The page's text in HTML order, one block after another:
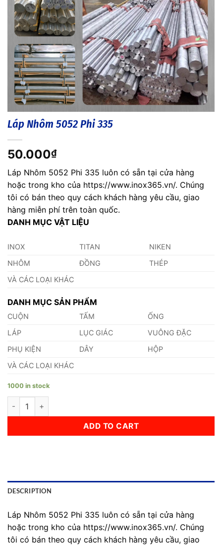
Láp Nhôm 5052 Phi 335
50.000₫
Láp Nhôm 5052 Phi 335 luôn có sẵn tại cửa hàng
hoặc trong kho của https://www.inox365.vn/. Chúng
tôi có bán theo quy cách khách hàng yêu cầu, giao
hàng miễn phí trên toàn quốc.
DANH MỤC VẬT LIỆU
INOX TITAN
NIKEN
NHÔM
ĐỒNG
THÉP
VÀ CÁC LOẠI KHÁC
DANH MỤC SẢN PHẨM
CUỘN TẤM
ỐNG
LÁP
LỤC GIÁC
VUÔNG ĐẶC
PHỤ KIỆN
DÂY
HỘP
VÀ CÁC LOẠI KHÁC
1000 in stock
Láp Nhôm 5052 Phi 335 quantity
ADD TO CART
DESCRIPTION
Láp Nhôm 5052 Phi 335 luôn có sẵn tại cửa hàng
hoặc trong kho của https://www.inox365.vn/. Chúng
tôi có bán theo quy cách khách hàng yêu cầu, giao